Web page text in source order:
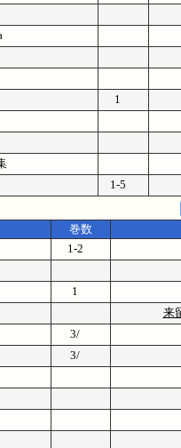
1
1-5
巻数
1-2
1
来
3/
3/